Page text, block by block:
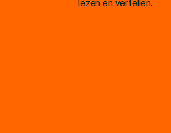
lezen en vertellen.